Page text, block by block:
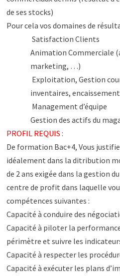
de ses stocks)
Pour cela vos domaines de
Satisfaction Clients
Animation Commerciale
marketing, …)
Exploitation, Gestion
inventaires,
Management d’équipe
Gestion des actifs du
PROFIL REQUIS :
De formation Bac+4, Vous
idéalement dans la ditribution
de 2 ans exigée dans la gestion
centre de profit dans laquelle
compétences suivantes :
Capacité à conduire des
Capacité à piloter la
périmètre et suivre les
Capacité à respecter les
Capacité à exécuter les plans